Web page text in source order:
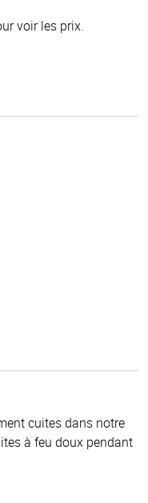
voir les prix.
cuites dans notre
à feu doux pendant